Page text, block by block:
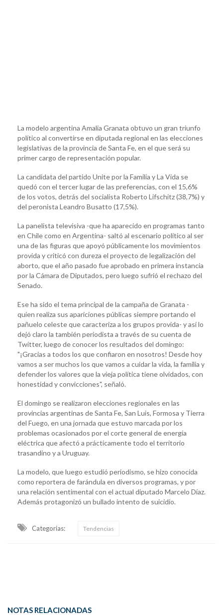
La modelo argentina Amalia Granata obtuvo un gran triunfo
político al convertirse en diputada regional en las elecciones
legislativas de la provincia de Santa Fe, en el que será su
primer cargo de representación popular.
La candidata del partido Unite por la Familia y La Vida se
quedó con el tercer lugar de las preferencias, con el 15,6%
de los votos, detrás del socialista Roberto Lifschitz (38,7%) y
del peronista Leandro Busatto (17,5%).
La panelista televisiva -que ha aparecido en programas tanto
en Chile como en Argentina- saltó al escenario político al ser
una de las figuras que apoyó públicamente los movimientos
provida y criticó con dureza el proyecto de legalización del
aborto, que el año pasado fue aprobado en primera instancia
por la Cámara de Diputados, pero luego sufrió el rechazo del
Senado.
Ese ha sido el tema principal de la campaña de Granata -
quien realiza sus apariciones públicas siempre portando el
pañuelo celeste que caracteriza a los grupos provida- y así lo
dejó claro la también periodista a través de su cuenta de
Twitter, luego de conocer los resultados del domingo:
"¡Gracias a todos los que confiaron en nosotros! Desde hoy
vamos a ser muchos los que vamos a cuidar la vida, la familia y
defender los valores que la vieja política tiene olvidados, con
honestidad y convicciones", señaló.
El domingo se realizaron elecciones regionales en las
provincias argentinas de Santa Fe, San Luis, Formosa y Tierra
del Fuego, en una jornada que estuvo marcada por los
problemas ocasionados por el corte general de energía
eléctrica que afectó a prácticamente todo el territorio
trasandino y a Uruguay.
La modelo, que luego estudió periodismo, se hizo conocida
como reportera de farándula en diversos programas, y por
una relación sentimental con el actual diputado Marcelo Díaz.
Además protagonizó un bullado intento de suicidio.
Categorias: Tendencias
NOTAS RELACIONADAS